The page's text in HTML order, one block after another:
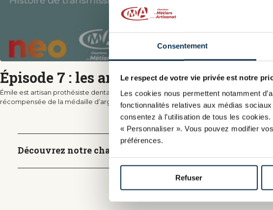
Consentement
Le respect de votre vie privée est notre
Les cookies nous permettent notamment
fonctionnalités relatives aux médias
consentez à l’utilisation de tous les
« Personnaliser ». Vous pouvez modifier
préférences.
Refuser
Épisode 7 : les artisans prothésistes
Émile est artisan prothésiste dentaire depuis 40 ans. Un métier passion qu’il aime
récompensée de la médaille d’argent au concours de meilleur apprentis de France !
Découvrez notre chaîne youtube